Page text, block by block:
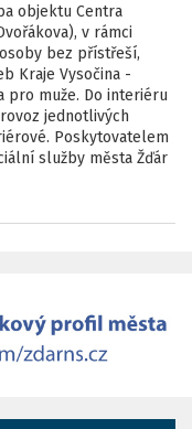
objektu Centra
v rámci
bez přístřeší,
Kraje Vysočina -
pro muže. Do interiéru
jednotlivých
Poskytovatelem
služby města Žďár